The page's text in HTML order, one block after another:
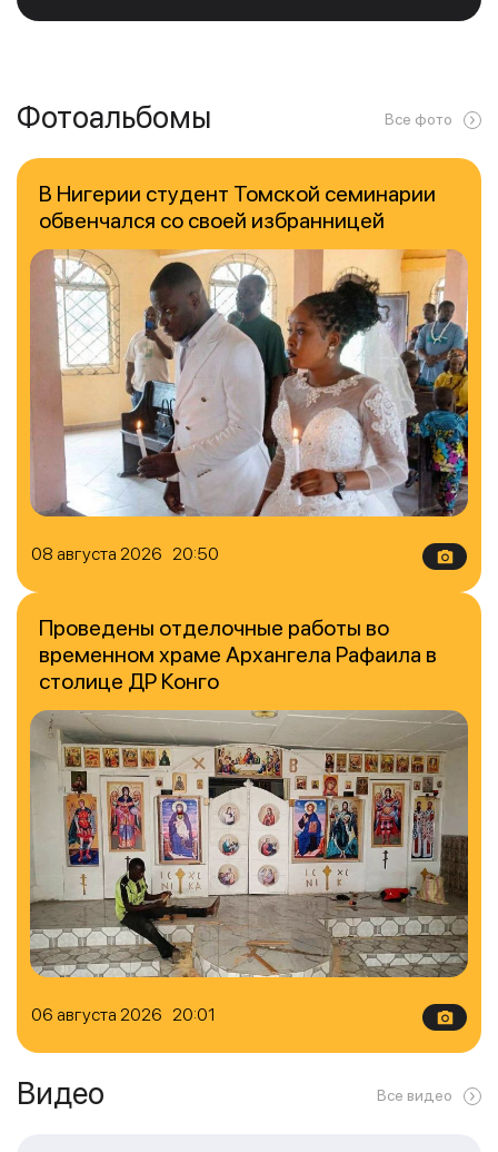
Фотоальбомы Все фото
08 августа 2026 20:50
В Нигерии студент Томской семинарии
обвенчался со своей избранницей
06 августа 2026 20:01
Проведены отделочные работы во
временном храме Архангела Рафаила в
столице ДР Конго
Видео Все видео